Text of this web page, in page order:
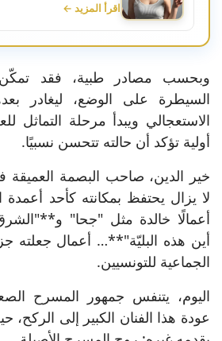
اقرأ المزيد ←
وبحسب مصادر طبية، فقد
السيطرة على الوضع، ليغادر
الاستعجالي ويبدأ مرحلة
أولية تؤكد أن حالته تتحسن نسبيًا.
خير الدين، صاحب البصمة العميقة
لا يزال يحتفظ بمكانته كأحد أعمدة
أعمالًا خالدة مثل "جحا"
أين هذه البليّة"**… أعمال جعلته
الجماعية للتونسيين.
اليوم، يتنفس جمهور المسرح
عودة هذا الفنان الكبير إلى الركح،